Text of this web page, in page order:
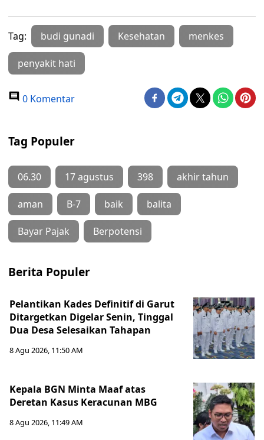
Tag: budi gunadi Kesehatan menkes
penyakit hati
0 Komentar
Tag Populer
06.30 17 agustus 398 akhir tahun
aman B-7 baik balita
Bayar Pajak Berpotensi
Berita Populer
Pelantikan Kades Definitif di Garut
Ditargetkan Digelar Senin, Tinggal
Dua Desa Selesaikan Tahapan
8 Agu 2026, 11:50 AM
Kepala BGN Minta Maaf atas
Deretan Kasus Keracunan MBG
8 Agu 2026, 11:49 AM